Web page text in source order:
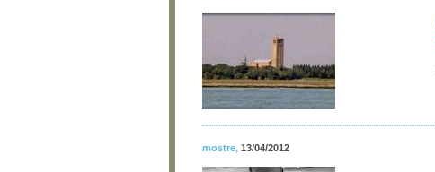
mostre, 13/04/2012